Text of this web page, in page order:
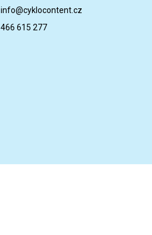
info@cyklocontent.cz
466 615 277